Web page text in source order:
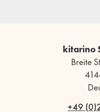
kitarino
Breite
+49